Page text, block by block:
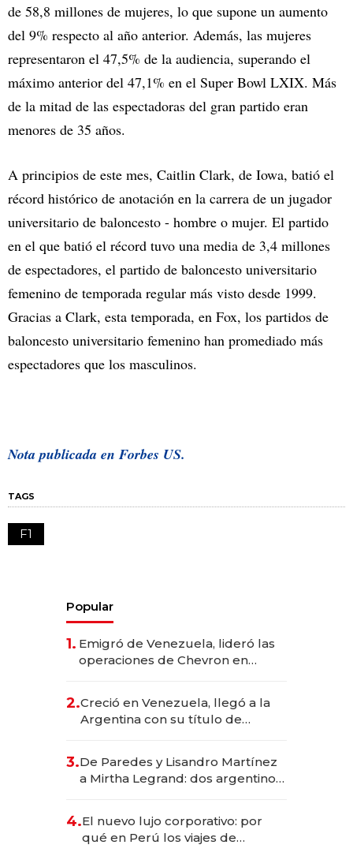
de 58,8 millones de mujeres, lo que supone un aumento
del 9% respecto al año anterior. Además, las mujeres
representaron el 47,5% de la audiencia, superando el
máximo anterior del 47,1% en el Super Bowl LXIX. Más
de la mitad de las espectadoras del gran partido eran
menores de 35 años.
A principios de este mes, Caitlin Clark, de Iowa, batió el
récord histórico de anotación en la carrera de un jugador
universitario de baloncesto - hombre o mujer. El partido
en el que batió el récord tuvo una media de 3,4 millones
de espectadores, el partido de baloncesto universitario
femenino de temporada regular más visto desde 1999.
Gracias a Clark, esta temporada, en Fox, los partidos de
baloncesto universitario femenino han promediado más
espectadores que los masculinos.
Nota publicada en Forbes US.
TAGS
F1
Popular
1. Emigró de Venezuela, lideró las
operaciones de Chevron en
2.Creció en Venezuela, llegó a la
Argentina con su título de
las marcas "fast premium"
3.De Paredes y Lisandro Martínez
a Mirtha Legrand: dos argentinos
4.El nuevo lujo corporativo: por
qué en Perú los viajes de